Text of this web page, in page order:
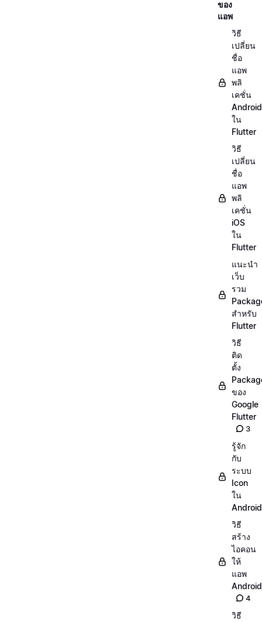
ของ
แอพ
วิธี
เปลี่ยน
ชื่อ
แอพ
พลิ
เคชั่น
Android
ใน
Flutter
วิธี
เปลี่ยน
ชื่อ
แอพ
พลิ
เคชั่น
iOS
ใน
Flutter
แนะนำ
เว็บ
รวม
สำหรับ
Flutter
วิธี
ติด
ตั้ง
ของ
Google
Flutter
3
รู้จัก
กับ
ระบบ
Icon
ใน
Android
วิธี
สร้าง
ไอคอน
ให้
แอพ
Android
4
วิธี